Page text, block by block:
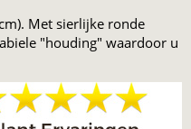
Met sierlijke ronde
"houding" waardoor u